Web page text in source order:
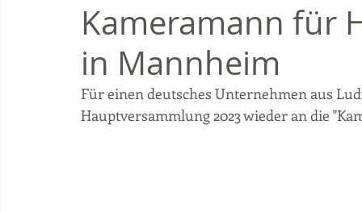
Kameramann für
in Mannheim
Für einen deutsches Unternehmen aus
Hauptversammlung 2023 wieder an die